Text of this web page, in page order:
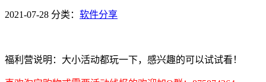
2021-07-28 分类： 软件分享
福利营说明：大小活动都玩一下，感兴趣的可以试试看！